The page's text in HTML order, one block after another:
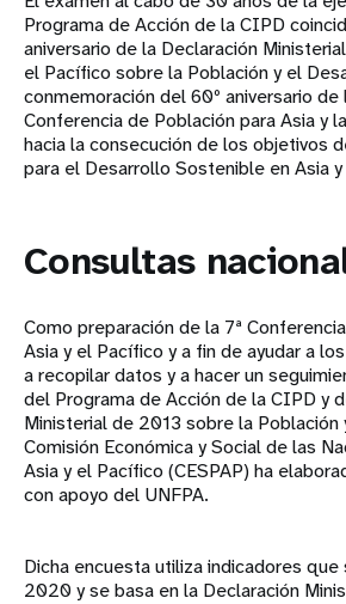
Programa de Acción de la CIPD
aniversario de la Declaración
el Pacífico sobre la Población y el
conmemoración del 60º aniversario de
Conferencia de Población para Asia y
hacia la consecución de los objetivos
para el Desarrollo Sostenible en Asia
Consultas
Como preparación de la 7ª
Asia y el Pacífico y a fin de ayudar a
a recopilar datos y a hacer un
del Programa de Acción de la CIPD y
Ministerial de 2013 sobre la Población
Comisión Económica y Social de las
Asia y el Pacífico (CESPAP) ha
con apoyo del UNFPA.
Dicha encuesta utiliza indicadores
2020 y se basa en la Declaración